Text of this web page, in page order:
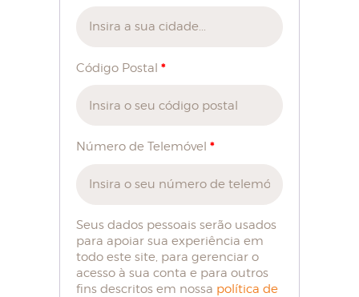
Código Postal *
Número de Telemóvel *
Seus dados pessoais serão usados
para apoiar sua experiência em
todo este site, para gerenciar o
acesso à sua conta e para outros
fins descritos em nossa política de